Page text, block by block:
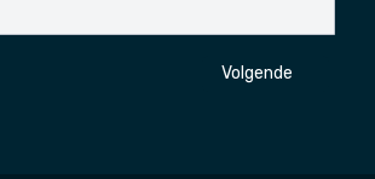
Tornooi 2024 Volgende artikel:
Volgende